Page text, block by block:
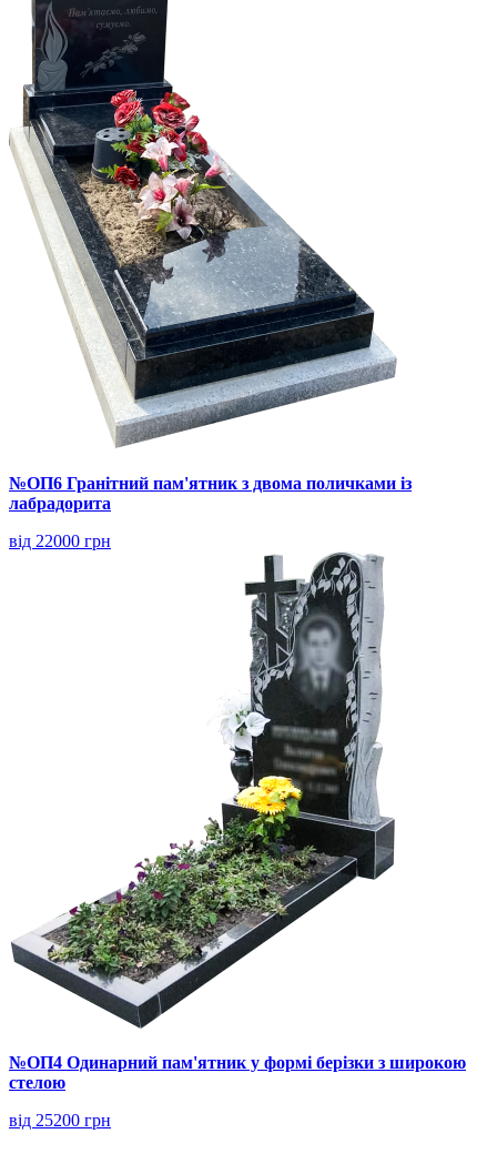
№ОП6 Гранітний пам'ятник з двома поличками із
лабрадорита
від 22000 грн
№ОП4 Одинарний пам'ятник у формі берізки з широкою
стелою
від 25200 грн